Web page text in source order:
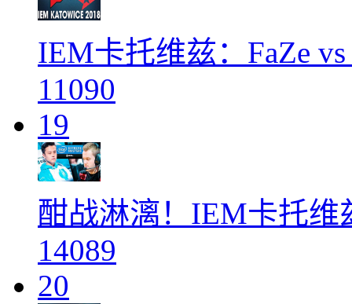
IEM卡托维兹：FaZe
11090
19
酣战淋漓！IEM卡托
14089
20